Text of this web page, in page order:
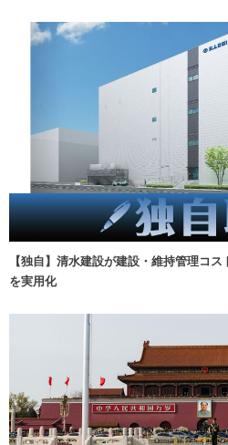
【独自】清水建設が建設・維持管理コ
を実用化